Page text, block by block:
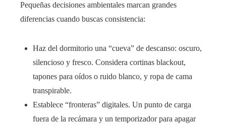
Pequeñas decisiones ambientales marcan grandes
diferencias cuando buscas consistencia:
Haz del dormitorio una “cueva” de descanso: oscuro,
silencioso y fresco. Considera cortinas blackout,
tapones para oídos o ruido blanco, y ropa de cama
transpirable.
Establece “fronteras” digitales. Un punto de carga
fuera de la recámara y un temporizador para apagar